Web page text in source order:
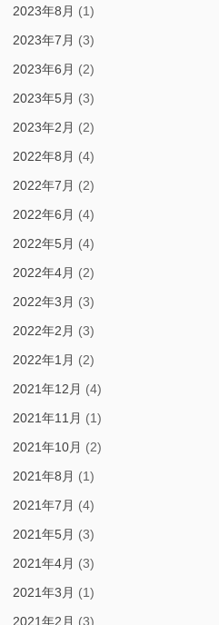
2023年8月 (1)
2023年7月 (3)
2023年6月 (2)
2023年5月 (3)
2023年2月 (2)
2022年8月 (4)
2022年7月 (2)
2022年6月 (4)
2022年5月 (4)
2022年4月 (2)
2022年3月 (3)
2022年2月 (3)
2022年1月 (2)
2021年12月 (4)
2021年11月 (1)
2021年10月 (2)
2021年8月 (1)
2021年7月 (4)
2021年5月 (3)
2021年4月 (3)
2021年3月 (1)
2021年2月 (3)